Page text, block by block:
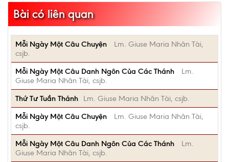
Bài có liên quan
Mỗi Ngày Một Câu Chuyện
Lm. Giuse Maria Nhân Tài,
csjb.
Mỗi Ngày Một Câu Danh Ngôn Của Các Thánh
Lm.
Giuse Maria Nhân Tài, csjb.
Thứ Tư Tuần Thánh
Lm. Giuse Maria Nhân Tài, csjb.
Mỗi Ngày Một Câu Chuyện
Lm. Giuse Maria Nhân Tài,
csjb.
Mỗi Ngày Một Câu Danh Ngôn Của Các Thánh
Lm.
Giuse Maria Nhân Tài, csjb.